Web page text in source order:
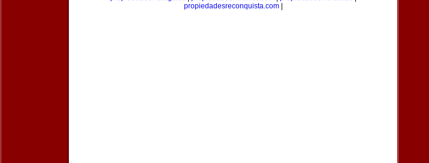
propiedadesreconquista.com|